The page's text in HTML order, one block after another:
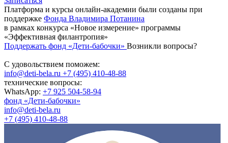
Платформа и курсы онлайн-академии были созданы при
поддержке Фонда Владимира Потанина
в рамках конкурса «Новое измерение» программы
«Эффективная филантропия»
Поддержать фонд «Дети-бабочки» Возникли вопросы?
С удовольствием поможем:
info@deti-bela.ru +7 (495) 410-48-88
технические вопросы:
WhatsApp: +7 925 504-58-94
фонд «Дети-бабочки»
info@deti-bela.ru
+7 (495) 410-48-88